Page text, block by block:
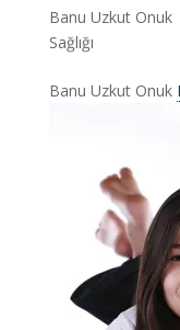
Banu Uzkut Onuk|
Sağlığı
Banu Uzkut Onuk